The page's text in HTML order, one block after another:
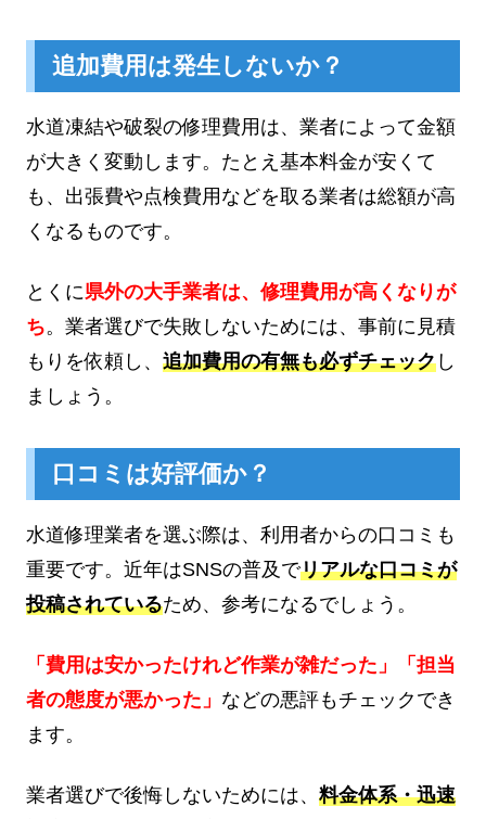
追加費用は発生しないか？
水道凍結や破裂の修理費用は、業者によって金額
が大きく変動します。たとえ基本料金が安くて
も、出張費や点検費用などを取る業者は総額が高
くなるものです。
とくに県外の大手業者は、修理費用が高くなりが
ち。業者選びで失敗しないためには、事前に見積
もりを依頼し、 追加費用の有無も必ずチェック し
ましょう。
口コミは好評価か？
水道修理業者を選ぶ際は、利用者からの口コミも
重要です。近年はSNSの普及でリアルな口コミが
投稿されているため、参考になるでしょう。
「費用は安かったけれど作業が雑だった」「担当
者の態度が悪かった」 などの悪評もチェックでき
ます。
業者選びで後悔しないためには、 料金体系・迅速